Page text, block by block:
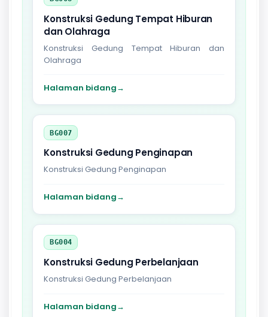
Konstruksi Gedung Tempat Hiburan
dan Olahraga
Konstruksi Gedung Tempat Hiburan dan
Olahraga
Halaman bidang→
BG007
Konstruksi Gedung Penginapan
Konstruksi Gedung Penginapan
Halaman bidang→
BG004
Konstruksi Gedung Perbelanjaan
Konstruksi Gedung Perbelanjaan
Halaman bidang→